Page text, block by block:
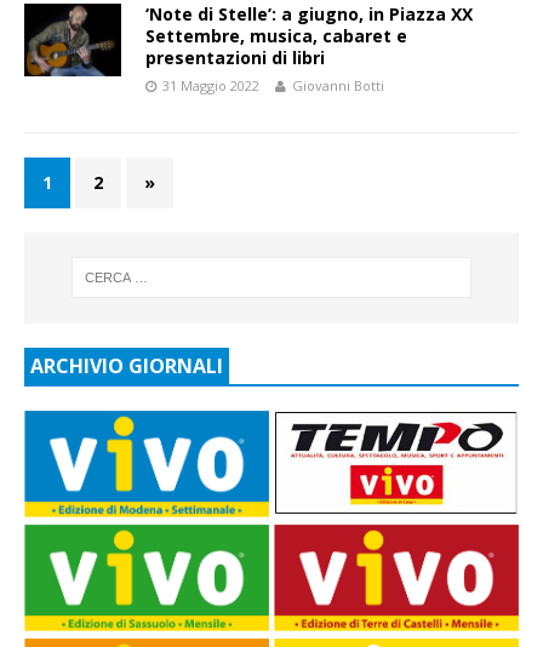
‘Note di Stelle’: a giugno, in Piazza XX
Settembre, musica, cabaret e
presentazioni di libri
31 Maggio 2022 Giovanni Botti
1 2 »
ARCHIVIO GIORNALI